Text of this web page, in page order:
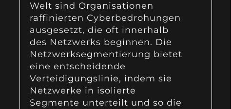
Welt sind Organisationen
raffinierten Cyberbedrohungen
ausgesetzt, die oft innerhalb
des Netzwerks beginnen. Die
Netzwerksegmentierung bietet
eine entscheidende
Verteidigungslinie, indem sie
Netzwerke in isolierte
Segmente unterteilt und so die